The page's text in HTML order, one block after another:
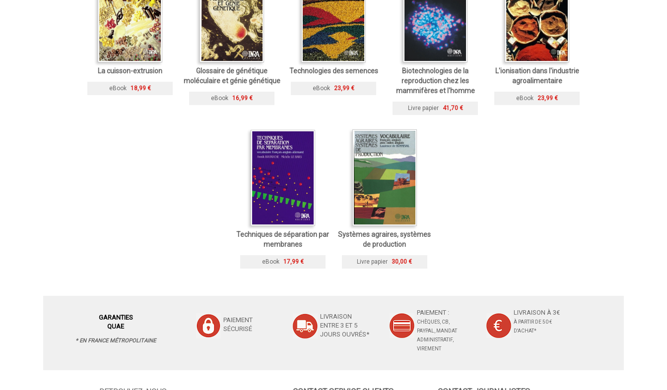
La cuisson-extrusion
eBook 18,99 €
Glossaire de génétique
moléculaire et génie génétique
eBook 16,99 €
Technologies des semences
eBook 23,99 €
Biotechnologies de la
reproduction chez les
mammifères et l'homme
Livre papier 41,70 €
L'ionisation dans l'industrie
agroalimentaire
eBook 23,99 €
Techniques de séparation par
membranes
eBook 17,99 €
Systèmes agraires, systèmes
de production
Livre papier 30,00 €
GARANTIES
QUAE
* EN FRANCE MÉTROPOLITAINE
PAIEMENT
SÉCURISÉ
LIVRAISON
ENTRE 3 ET 5
JOURS OUVRÉS*
PAIEMENT :
CHÈQUES, CB,
PAYPAL, MANDAT
ADMINISTRATIF,
VIREMENT
LIVRAISON À 3€
À PARTIR DE 50 €
D'ACHAT*